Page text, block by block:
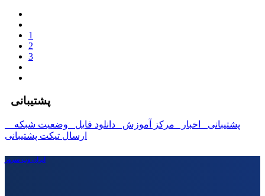
1
2
3
پشتیبانی
پشتیبانی اخبار مرکز آموزش دانلود فایل
وضعیت شبکه
ارسال تیکت پشتیبانی
ایران وب سرور